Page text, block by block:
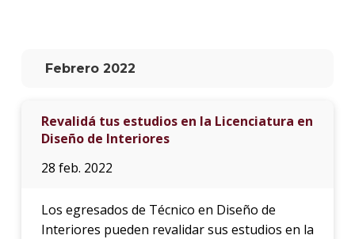
Febrero 2022
Revalidá tus estudios en la Licenciatura en
Diseño de Interiores
28 feb. 2022
Los egresados de Técnico en Diseño de
Interiores pueden revalidar sus estudios en la